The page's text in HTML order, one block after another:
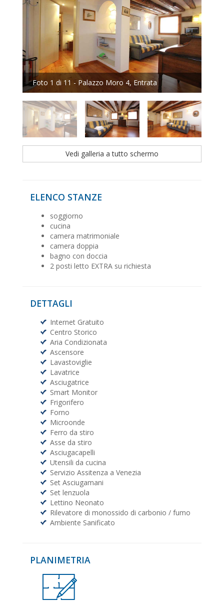
Foto 1 di 11 - Palazzo Moro 4, Entrata
Vedi galleria a tutto schermo
ELENCO STANZE
soggiorno
cucina
camera matrimoniale
camera doppia
bagno con doccia
2 posti letto EXTRA su richiesta
DETTAGLI
Internet Gratuito
Centro Storico
Aria Condizionata
Ascensore
Lavastoviglie
Lavatrice
Asciugatrice
Smart Monitor
Frigorifero
Forno
Microonde
Ferro da stiro
Asse da stiro
Asciugacapelli
Utensili da cucina
Servizio Assitenza a Venezia
Set Asciugamani
Set lenzuola
Lettino Neonato
Rilevatore di monossido di carbonio / fumo
Ambiente Sanificato
PLANIMETRIA